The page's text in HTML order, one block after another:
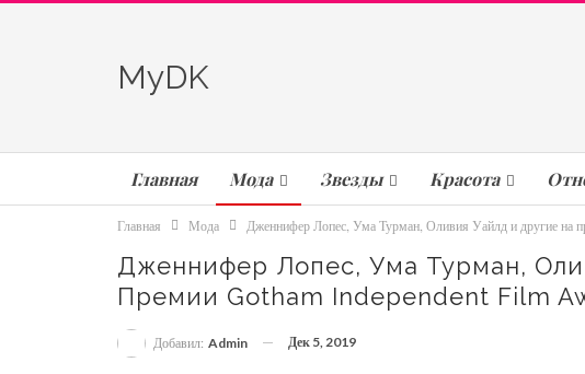
MyDK
Главная Мода Звезды Красота
Главная Мода Дженнифер Лопес, Ума Турман, Оливия Уайлд и другие на
Дженнифер Лопес, Ума Турман,
Премии Gotham Independent Film
Добавил: Admin Дек 5, 2019